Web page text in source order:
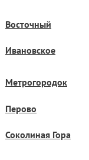
Восточный
Ивановское
Метрогородок
Перово
Соколиная Гора